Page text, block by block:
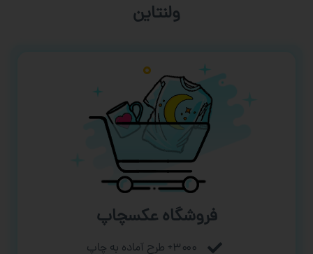
ورزشی
فروشگاه عکسچاپ
۳۰۰۰+ طرح آماده به چاپ